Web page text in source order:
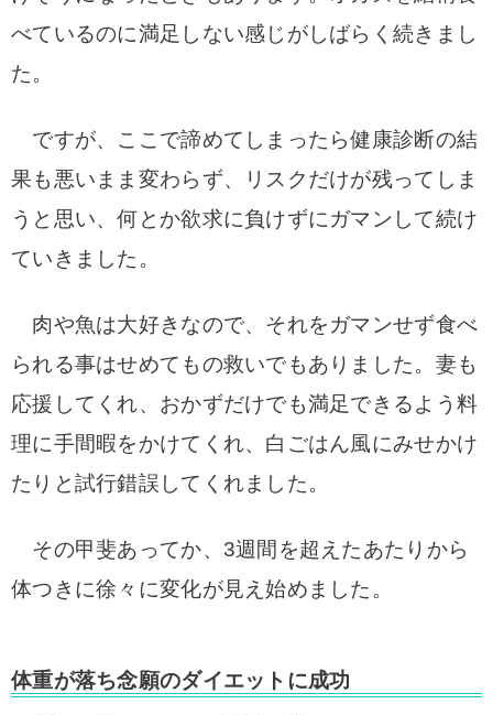
べているのに満足しない感じがしばらく続きまし
た。
ですが、ここで諦めてしまったら健康診断の結
果も悪いまま変わらず、リスクだけが残って しま
うと思い、何とか欲求に負けずにガマンして続け
ていきました。
肉や魚は大好きなので、それをガマンせず食べ
られる事はせめてもの救いでもありました。 妻も
応援してくれ、おかずだけでも満足できるよう料
理に手間暇をかけてくれ、白ごはん風にみせかけ
たりと試行錯誤してくれました。
その甲斐あってか、 3週間を超えたあたりから
体つきに徐々に変化が見え始めました。
体重が落ち念願のダイエットに成功